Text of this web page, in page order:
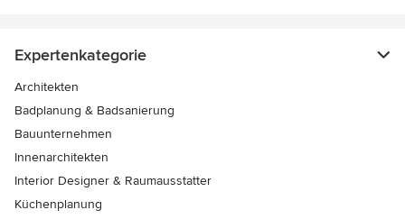
Expertenkategorie
Architekten
Badplanung & Badsanierung
Bauunternehmen
Innenarchitekten
Interior Designer & Raumausstatter
Küchenplanung